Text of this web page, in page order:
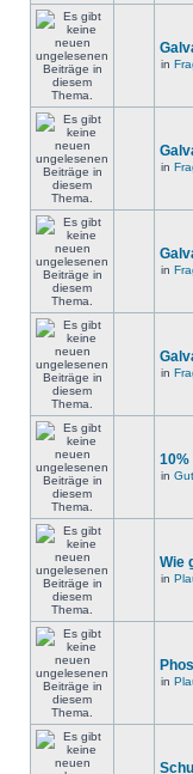
in
in
in
in
in
Wie
in
in